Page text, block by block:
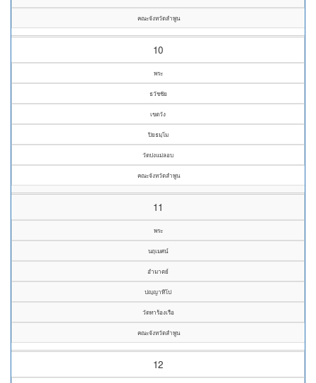
คณะจังหวัดลำพูน
10
พระ
ธวัชชัย
เขตวัง
ปิยธมฺโม
วัดปงแม่ลอบ
คณะจังหวัดลำพูน
11
พระ
นฤเมศน์
อำมาตย์
ปญฺญาทีโป
วัดทาร้องเรือ
คณะจังหวัดลำพูน
12